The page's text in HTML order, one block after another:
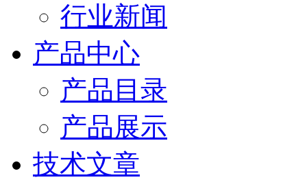
行业新闻
产品中心
产品目录
产品展示
技术文章